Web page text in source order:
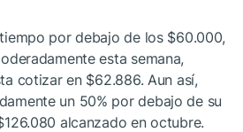
por debajo de los $60.000,
esta semana,
cotizar en $62.886. Aun así,
un 50% por debajo de su
alcanzado en octubre.